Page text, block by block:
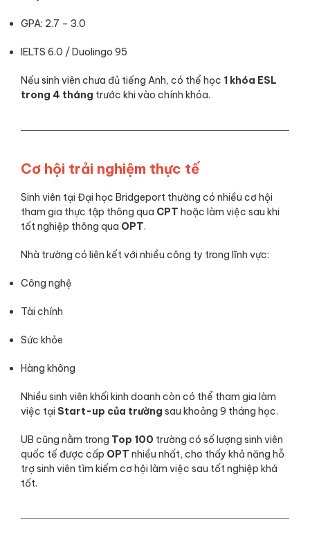
GPA: 2.7 – 3.0
IELTS 6.0 / Duolingo 95
Nếu sinh viên chưa đủ tiếng Anh, có thể học 1 khóa ESL
trong 4 tháng trước khi vào chính khóa.
Cơ hội trải nghiệm thực tế
Sinh viên tại Đại học Bridgeport thường có nhiều cơ hội
tham gia thực tập thông qua CPT hoặc làm việc sau khi
tốt nghiệp thông qua OPT.
Nhà trường có liên kết với nhiều công ty trong lĩnh vực:
Công nghệ
Tài chính
Sức khỏe
Hàng không
Nhiều sinh viên khối kinh doanh còn có thể tham gia làm
việc tại Start-up của trường sau khoảng 9 tháng học.
UB cũng nằm trong Top 100 trường có số lượng sinh viên
quốc tế được cấp OPT nhiều nhất, cho thấy khả năng hỗ
trợ sinh viên tìm kiếm cơ hội làm việc sau tốt nghiệp khá
tốt.